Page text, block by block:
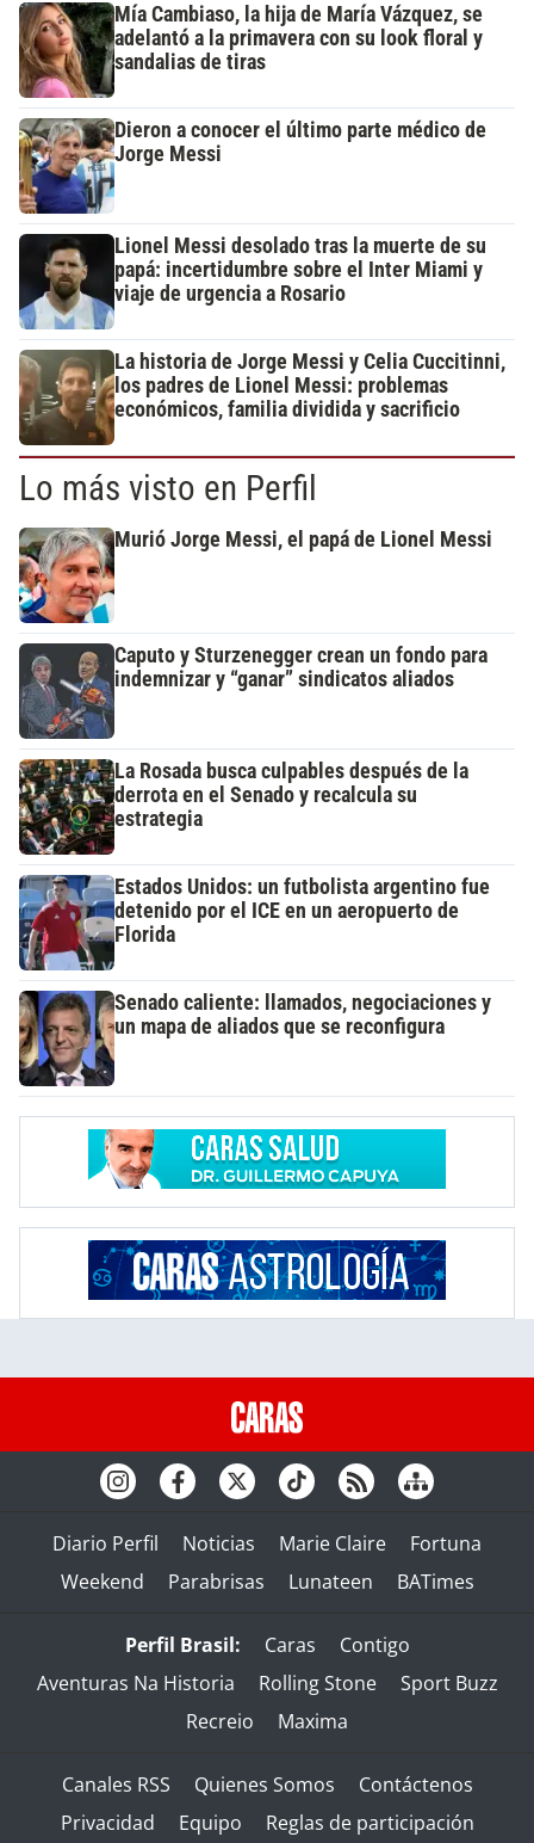
Mía Cambiaso, la hija de María Vázquez, se
adelantó a la primavera con su look floral y
sandalias de tiras
Dieron a conocer el último parte médico de
Jorge Messi
Lionel Messi desolado tras la muerte de su
papá: incertidumbre sobre el Inter Miami y
viaje de urgencia a Rosario
La historia de Jorge Messi y Celia Cuccitinni,
los padres de Lionel Messi: problemas
económicos, familia dividida y sacrificio
Lo más visto en Perfil
Murió Jorge Messi, el papá de Lionel Messi
Caputo y Sturzenegger crean un fondo para
indemnizar y “ganar” sindicatos aliados
La Rosada busca culpables después de la
derrota en el Senado y recalcula su
estrategia
Estados Unidos: un futbolista argentino fue
detenido por el ICE en un aeropuerto de
Florida
Senado caliente: llamados, negociaciones y
un mapa de aliados que se reconfigura
Diario Perfil Noticias Marie Claire
Fortuna
Weekend
Parabrisas Lunateen BATimes
Perfil Brasil: Caras
Contigo
Aventuras Na Historia
Rolling Stone
Sport Buzz
Recreio
Maxima
Canales RSS Quienes Somos
Contáctenos
Privacidad
Equipo Reglas de participación